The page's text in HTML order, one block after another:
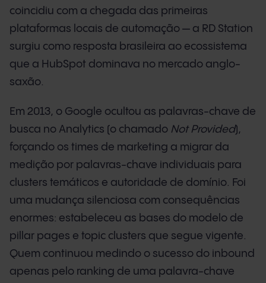
coincidiu com a chegada das primeiras
plataformas locais de automação — a RD Station
surgiu como resposta brasileira ao ecossistema
que a HubSpot dominava no mercado anglo-
saxão.
Em 2013, o Google ocultou as palavras-chave de
busca no Analytics (o chamado Not Provided),
forçando os times de marketing a migrar da
medição por palavras-chave individuais para
clusters temáticos e autoridade de domínio. Foi
uma mudança silenciosa com consequências
enormes: estabeleceu as bases do modelo de
pillar pages e topic clusters que segue vigente.
Quem continuou medindo o sucesso do inbound
apenas pelo ranking de uma palavra-chave